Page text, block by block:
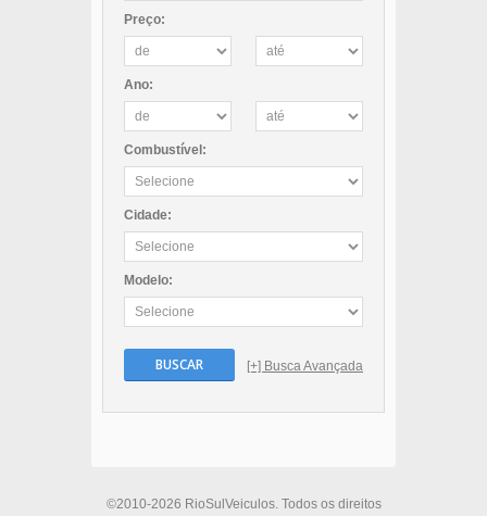
Preço:
Ano:
Combustível:
Cidade:
Modelo:
BUSCAR [+] Busca Avançada
©2010-2026 RioSulVeiculos. Todos os direitos